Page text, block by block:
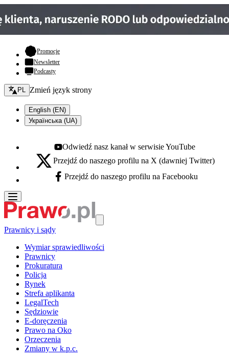
Promocje- otwiera się w nowej karcie
Newsletter
Podcasty
Zmień język - bieżący:
PL Zmień język strony
English (EN)
Українська (UA)
Youtube - otwiera się w nowej karcie
Odwiedź nasz kanał w serwisie YouTube
X - otwiera się w nowej karcie
Przejdź do naszego profilu na X (dawniej Twitter)
Facebook - otwiera się w nowej karcie
Przejdź do naszego profilu na Facebooku
Prawnicy i sądy
Wymiar sprawiedliwości
Prawnicy
Prokuratura
Policja
Rynek
Strefa aplikanta
LegalTech
Sędziowie
E-doręczenia
Prawo na Oko
Orzeczenia
Zmiany w k.p.c.